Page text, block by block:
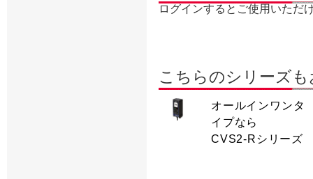
ログインするとご使用いただ
こちらのシリーズ
オールインワンタ
イプなら
CVS2-Rシリーズ